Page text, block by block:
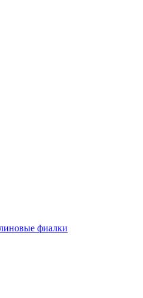
фиалки